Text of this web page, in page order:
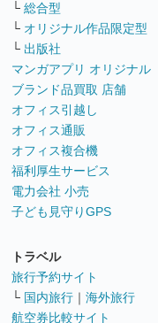
└ 総合型
└ オリジナル作品限定型
└ 出版社
マンガアプリ オリジナル
ブランド品買取 店舗
オフィス引越し
オフィス通販
オフィス複合機
福利厚生サービス
電力会社 小売
子ども見守りGPS
トラベル
旅行予約サイト
└ 国内旅行 ｜ 海外旅行
航空券比較サイト